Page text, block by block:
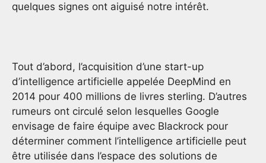
quelques signes ont aiguisé notre intérêt.
Tout d’abord, l’acquisition d’une start-up
d’intelligence artificielle appelée DeepMind en
2014 pour 400 millions de livres sterling. D’autres
rumeurs ont circulé selon lesquelles Google
envisage de faire équipe avec Blackrock pour
déterminer comment l’intelligence artificielle peut
être utilisée dans l’espace des solutions de